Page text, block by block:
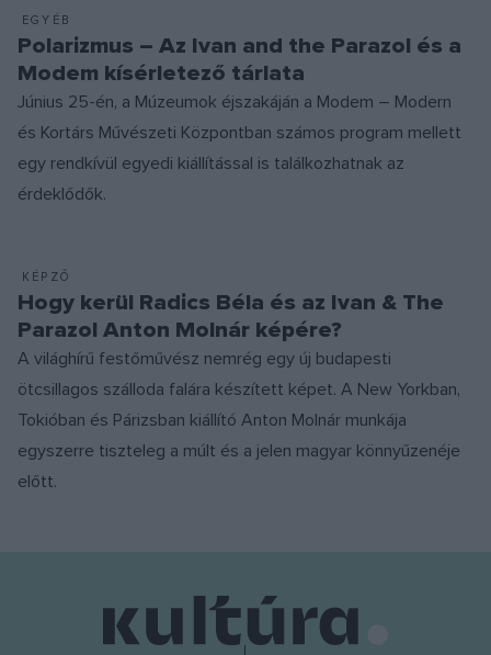
EGYÉB
Polarizmus – Az Ivan and the Parazol és a
Modem kísérletező tárlata
Június 25-én, a Múzeumok éjszakáján a Modem – Modern
és Kortárs Művészeti Központban számos program mellett
egy rendkívül egyedi kiállítással is találkozhatnak az
érdeklődők.
KÉPZŐ
Hogy kerül Radics Béla és az Ivan & The
Parazol Anton Molnár képére?
A világhírű festőművész nemrég egy új budapesti
ötcsillagos szálloda falára készített képet. A New Yorkban,
Tokióban és Párizsban kiállító Anton Molnár munkája
egyszerre tiszteleg a múlt és a jelen magyar könnyűzenéje
előtt.